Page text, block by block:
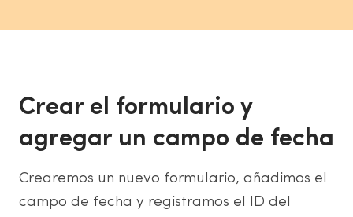
Crear el formulario y
agregar un campo de fecha
Crearemos un nuevo formulario, añadimos el
campo de fecha y registramos el ID del